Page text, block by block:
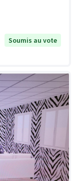
Soumis au vote